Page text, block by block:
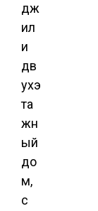
дж
ил
и
дв
ухэ
та
жн
ый
до
м,
с